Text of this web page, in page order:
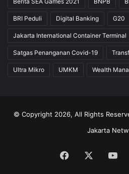
BRI Peduli Digital Banking G20
Jakarta International Container Terminal
Satgas Penanganan Covid-19
Ultra Mikro UMKM Wealth
© Copyright 2026, All Rights
Jakarta
Facebook